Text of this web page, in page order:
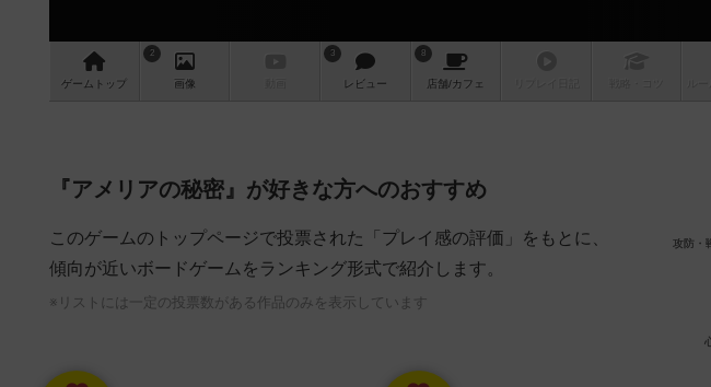
ゲーム トップ
2
画像
3
レビュー
8
店舗/カフェ
『アメリアの秘密』が好きな方へのおすすめ
このゲームのトップページで投票された「プレイ感の評価」をもとに、
傾向が近いボードゲームをランキング形式で紹介します。
※リストには一定の投票数がある作品のみを表示しています